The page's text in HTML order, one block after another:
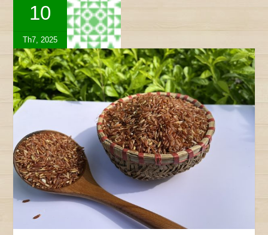
10
Th7, 2025